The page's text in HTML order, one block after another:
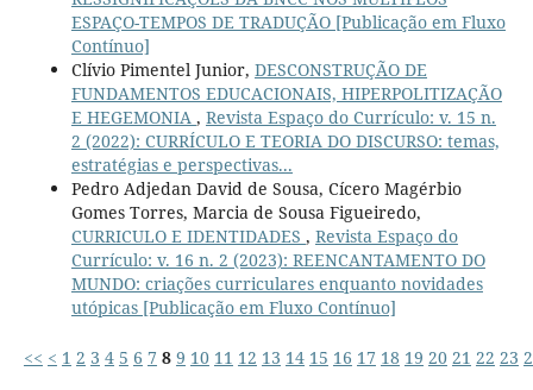
ESPAÇO-TEMPOS DE TRADUÇÃO [Publicação em Fluxo
Contínuo]
Clívio Pimentel Junior, DESCONSTRUÇÃO DE
FUNDAMENTOS EDUCACIONAIS, HIPERPOLITIZAÇÃO
E HEGEMONIA , Revista Espaço do Currículo: v. 15 n.
2 (2022): CURRÍCULO E TEORIA DO DISCURSO: temas,
estratégias e perspectivas...
Pedro Adjedan David de Sousa, Cícero Magérbio
Gomes Torres, Marcia de Sousa Figueiredo,
CURRICULO E IDENTIDADES , Revista Espaço do
Currículo: v. 16 n. 2 (2023): REENCANTAMENTO DO
MUNDO: criações curriculares enquanto novidades
utópicas [Publicação em Fluxo Contínuo]
<< < 1 2 3 4 5 6 7 8 9 10 11 12 13 14 15 16 17 18 19 20 21 22 23